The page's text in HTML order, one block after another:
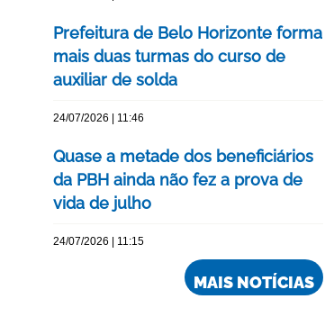
Prefeitura de Belo Horizonte forma
mais duas turmas do curso de
auxiliar de solda
24/07/2026 | 11:46
Quase a metade dos beneficiários
da PBH ainda não fez a prova de
vida de julho
24/07/2026 | 11:15
MAIS NOTÍCIAS